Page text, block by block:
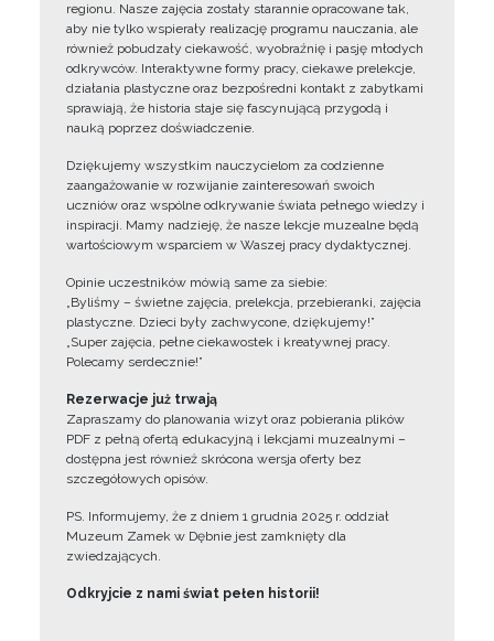
regionu. Nasze zajęcia zostały starannie opracowane tak,
aby nie tylko wspierały realizację programu nauczania, ale
również pobudzały ciekawość, wyobraźnię i pasję młodych
odkrywców. Interaktywne formy pracy, ciekawe prelekcje,
działania plastyczne oraz bezpośredni kontakt z zabytkami
sprawiają, że historia staje się fascynującą przygodą i
nauką poprzez doświadczenie.
Dziękujemy wszystkim nauczycielom za codzienne
zaangażowanie w rozwijanie zainteresowań swoich
uczniów oraz wspólne odkrywanie świata pełnego wiedzy i
inspiracji. Mamy nadzieję, że nasze lekcje muzealne będą
wartościowym wsparciem w Waszej pracy dydaktycznej.
Opinie uczestników mówią same za siebie:
„Byliśmy – świetne zajęcia, prelekcja, przebieranki, zajęcia
plastyczne. Dzieci były zachwycone, dziękujemy!”
„Super zajęcia, pełne ciekawostek i kreatywnej pracy.
Polecamy serdecznie!”
Rezerwacje już trwają
Zapraszamy do planowania wizyt oraz pobierania plików
PDF z pełną ofertą edukacyjną i lekcjami muzealnymi –
dostępna jest również skrócona wersja oferty bez
szczegółowych opisów.
PS. Informujemy, że z dniem 1 grudnia 2025 r. oddział
Muzeum Zamek w Dębnie jest zamknięty dla
zwiedzających.
Odkryjcie z nami świat pełen historii!